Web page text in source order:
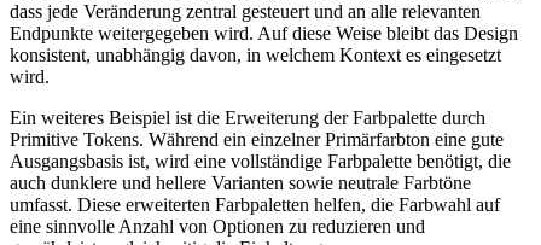
dass jede Veränderung zentral gesteuert und an alle relevanten
Endpunkte weitergegeben wird. Auf diese Weise bleibt das Design
konsistent, unabhängig davon, in welchem Kontext es eingesetzt
wird.
Ein weiteres Beispiel ist die Erweiterung der Farbpalette durch
Primitive Tokens. Während ein einzelner Primärfarbton eine gute
Ausgangsbasis ist, wird eine vollständige Farbpalette benötigt, die
auch dunklere und hellere Varianten sowie neutrale Farbtöne
umfasst. Diese erweiterten Farbpaletten helfen, die Farbwahl auf
eine sinnvolle Anzahl von Optionen zu reduzieren und